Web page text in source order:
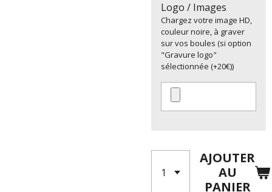
Logo / Images
Chargez votre image HD,
couleur noire, à graver
sur vos boules (si option
"Gravure logo"
sélectionnée (+20€))
AJOUTER
AU
PANIER